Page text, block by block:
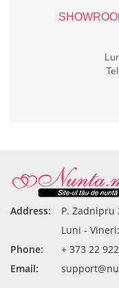
Address:
P. Zadnipru
Luni -
Phone:
+ 373 22
Email: